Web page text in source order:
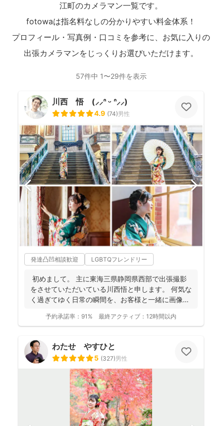
江町のカメラマン一覧です。
fotowaは指名料なしの分かりやすい料金体系！
プロフィール・写真例・口コミを参考に、お気に入りの
出張カメラマンをじっくりお選びいただけます。
57件中 1〜29件を表示
川西 悟 (⸝⸝ᐢ ᵕ ᐢ⸝⸝)
4.9 (74)男性
発達凸凹相談歓迎 LGBTQフレンドリー
初めまして。 主に東海三県静岡県西部で出張撮影
をさせていただいている川西悟と申します。 何気な
く過ぎてゆく日常の瞬間を、お客様と一緒に画像と
予約承諾率： 91% 最終アクティブ： 12時間以内
わたせ やすひと
5 (327)男性